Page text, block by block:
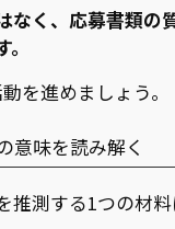
なく、応募書類の
を進めましょう。
意味を読み解く
推測する1つの材